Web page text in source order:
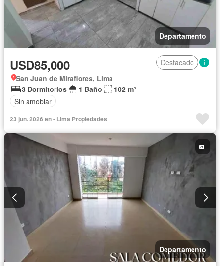
Departamento
USD85,000
Destacado
San Juan de Miraflores, Lima
3 Dormitorios
1 Baño
102 m²
Sin amoblar
23 jun. 2026 en - Lima Propiedades
Departamento